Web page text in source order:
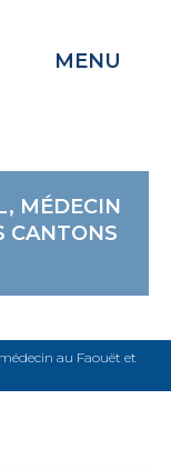
MENU
MÉDECIN
CANTONS
au Faouët et